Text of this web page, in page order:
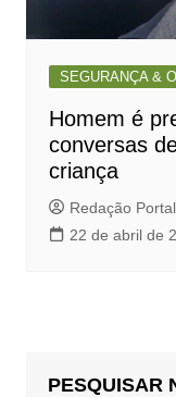
SEGURANÇA &
Homem é
conversas
criança
Redação
22 de abril de
PESQUISAR